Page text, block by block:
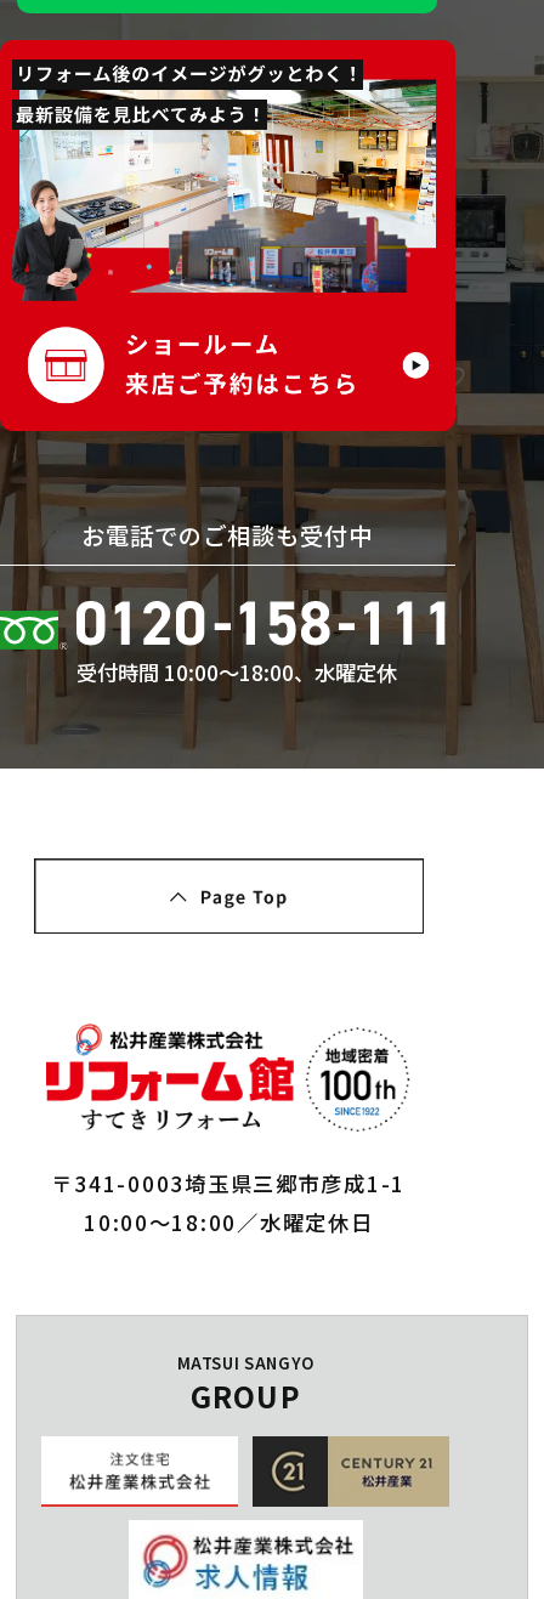
お電話でのご相談も受付中
受付時間 10:00〜18:00、水曜定休
〒341-0003埼玉県三郷市彦成1-1
10:00～18:00／水曜定休日
MATSUI SANGYO
GROUP